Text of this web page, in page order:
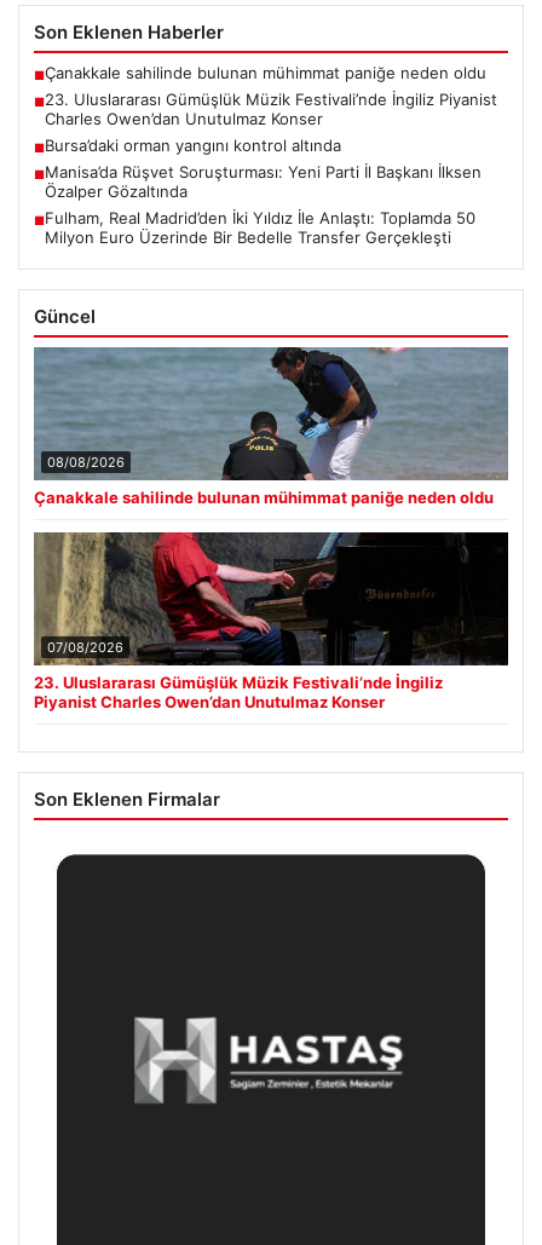
Son Eklenen Haberler
■Çanakkale sahilinde bulunan mühimmat paniğe neden oldu
■23. Uluslararası Gümüşlük Müzik Festivali’nde İngiliz Piyanist
Charles Owen’dan Unutulmaz Konser
■Bursa’daki orman yangını kontrol altında
■Manisa’da Rüşvet Soruşturması: Yeni Parti İl Başkanı İlksen
Özalper Gözaltında
■Fulham, Real Madrid’den İki Yıldız İle Anlaştı: Toplamda 50
Milyon Euro Üzerinde Bir Bedelle Transfer Gerçekleşti
Güncel
08/08/2026
Çanakkale sahilinde bulunan mühimmat paniğe neden oldu
07/08/2026
23. Uluslararası Gümüşlük Müzik Festivali’nde İngiliz
Piyanist Charles Owen’dan Unutulmaz Konser
Son Eklenen Firmalar